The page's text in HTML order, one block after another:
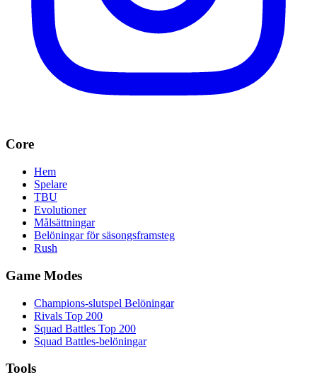
Core
Hem
Spelare
TBU
Evolutioner
Målsättningar
Belöningar för säsongsframsteg
Rush
Game Modes
Champions-slutspel Belöningar
Rivals Top 200
Squad Battles Top 200
Squad Battles-belöningar
Tools